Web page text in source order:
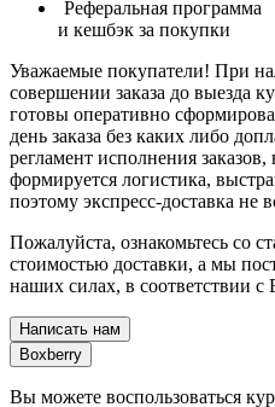
Реферальная программа
и кешбэк за покупки
Уважаемые покупатели! При
совершении заказа до выезда
готовы оперативно
день заказа без каких либо
регламент исполнения заказов,
формируется логистика,
поэтому экспресс-доставка не
Пожалуйста, ознакомьтесь со
стоимостью доставки, а мы
наших силах, в соответствии
Написать нам
Boxberry
Вы можете воспользоваться